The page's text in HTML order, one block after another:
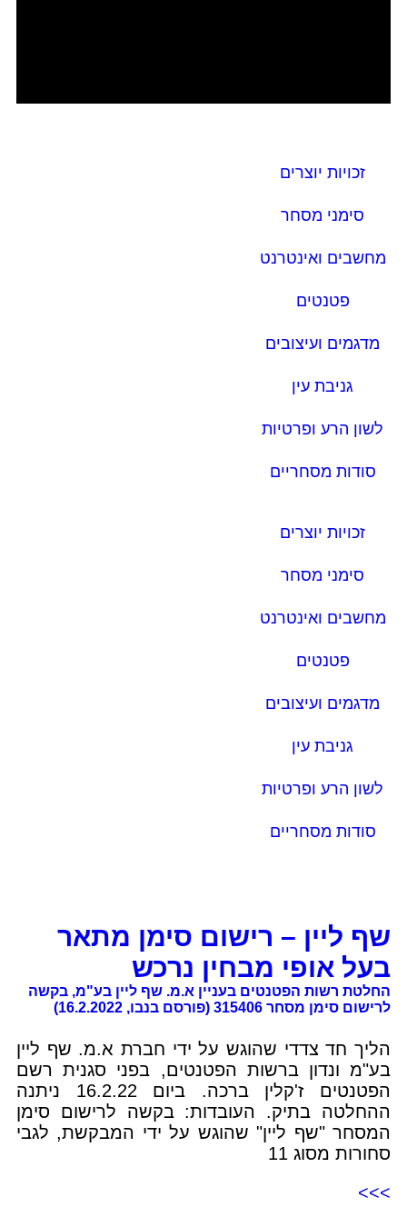
זכויות יוצרים
סימני מסחר
מחשבים ואינטרנט
פטנטים
מדגמים ועיצובים
גניבת עין
לשון הרע ופרטיות
סודות מסחריים
זכויות יוצרים
סימני מסחר
מחשבים ואינטרנט
פטנטים
מדגמים ועיצובים
גניבת עין
לשון הרע ופרטיות
סודות מסחריים
שף ליין – רישום סימן מתאר
בעל אופי מבחין נרכש
החלטת רשות הפטנטים בעניין א.מ. שף ליין בע"מ, בקשה
לרישום סימן מסחר 315406 (פורסם בנבו, 16.2.2022)
הליך חד צדדי שהוגש על ידי חברת א.מ. שף ליין
בע"מ ונדון ברשות הפטנטים, בפני סגנית רשם
הפטנטים ז'קלין ברכה. ביום 16.2.22 ניתנה
ההחלטה בתיק. העובדות: בקשה לרישום סימן
המסחר "שף ליין" שהוגש על ידי המבקשת, לגבי
סחורות מסוג 11
>>>